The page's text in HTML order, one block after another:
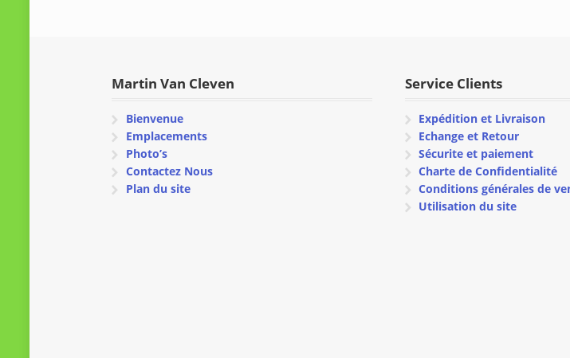
Martin Van Cleven
Bienvenue
Emplacements
Photo’s
Contactez Nous
Plan du site
Service Clients
Expédition et Livraison
Echange et Retour
Sécurite et paiement
Charte de Confidentialité
Conditions générales de
Utilisation du site